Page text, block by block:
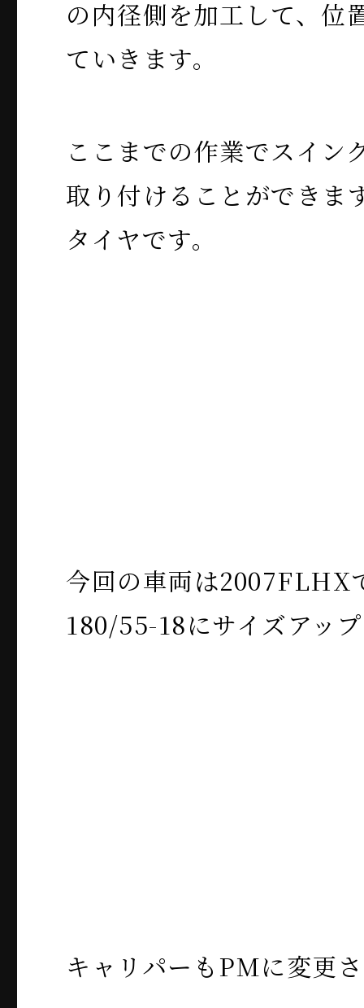
の内径側を加工して、位
ていきます。
ここまでの作業でスイン
取り付けることができま
タイヤです。
今回の車両は2007FLHX
180/55-18にサイズアッ
キャリパーもPMに変更